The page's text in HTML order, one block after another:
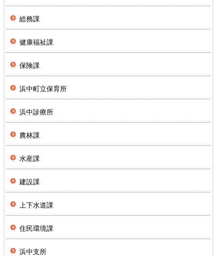
総務課
健康福祉課
保険課
浜中町立保育所
浜中診療所
農林課
水産課
建設課
上下水道課
住民環境課
浜中支所